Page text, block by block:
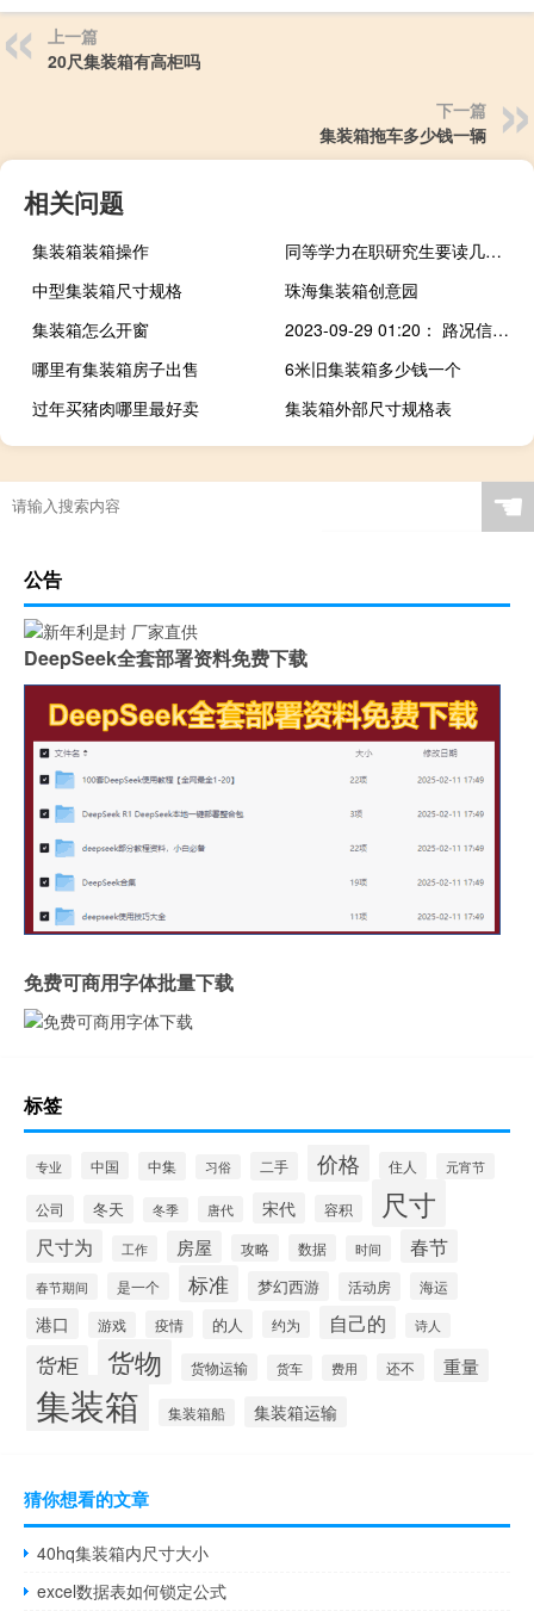
上一篇
20尺集装箱有高柜吗
下一篇
集装箱拖车多少钱一辆
相关问题
集装箱装箱操作
同等学力在职研究生要读几年才可以毕业
中型集装箱尺寸规格
珠海集装箱创意园
集装箱怎么开窗
2023-09-29 01:20： 路况信息：2023年9月29日1时02分，京港澳高速临长段临湘收费站附近以北K1342处北往南因多车追尾造成交通通行缓慢，目前交警、路产正在现场处理，交通恢复正常通行时间待定。Sa85Za ​​​
哪里有集装箱房子出售
6米旧集装箱多少钱一个
过年买猪肉哪里最好卖
集装箱外部尺寸规格表
☚
公告
DeepSeek全套部署资料免费下载
免费可商用字体批量下载
标签
专业 中国 中集 习俗 二手 价格 住人 元宵节
公司 冬天 冬季 唐代 宋代 容积 尺寸
尺寸为 工作 房屋 攻略 数据 时间 春节
春节期间 是一个 标准 梦幻西游 活动房 海运
港口 游戏 疫情 的人 约为 自己的 诗人
货柜 货物 货物运输 货车 费用 还不 重量
集装箱 集装箱船 集装箱运输
猜你想看的文章
40hq集装箱内尺寸大小
excel数据表如何锁定公式